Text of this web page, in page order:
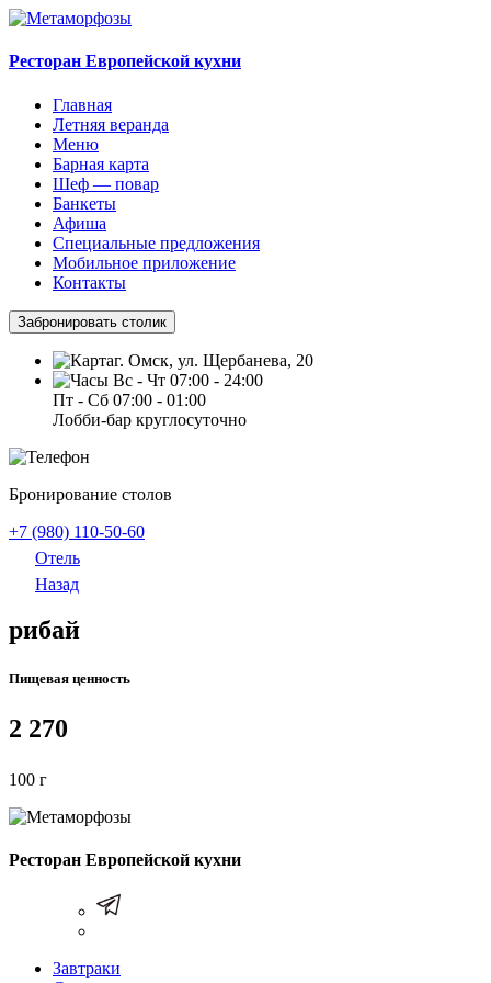
Ресторан Европейской кухни
Главная
Летняя веранда
Меню
Барная карта
Шеф — повар
Банкеты
Афиша
Специальные предложения
Мобильное приложение
Контакты
Забронировать столик
г. Омск, ул. Щербанева, 20
Вс - Чт 07:00 - 24:00
Пт - Сб 07:00 - 01:00
Лобби-бар круглосуточно
Бронирование столов
+7 (980) 110-50-60
Отель
Назад
рибай
Пищевая ценность
2 270
100 г
Ресторан Европейской кухни
Завтраки